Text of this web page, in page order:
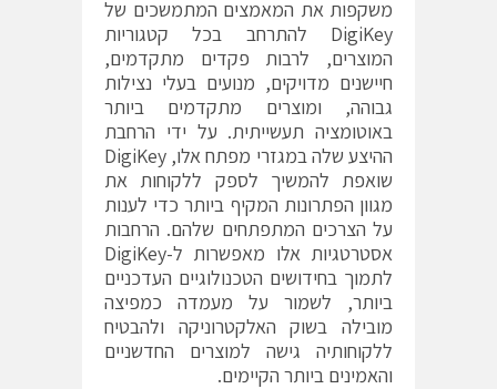
משקפות את המאמצים המתמשכים של
DigiKey להתרחב בכל קטגוריות
המוצרים, לרבות פקדים מתקדמים,
חיישנים מדויקים, מנועים בעלי נצילות
גבוהה, ומוצרים מתקדמים ביותר
באוטומציה תעשייתית. על ידי הרחבת
ההיצע שלה במגזרי מפתח אלו, DigiKey
שואפת להמשיך לספק ללקוחות את
מגוון הפתרונות המקיף ביותר כדי לענות
על הצרכים המתפתחים שלהם. הרחבות
אסטרטגיות אלו מאפשרות ל-DigiKey
לתמוך בחידושים הטכנולוגיים העדכניים
ביותר, לשמור על מעמדה כמפיצה
מובילה בשוק האלקטרוניקה ולהבטיח
ללקוחותיה גישה למוצרים החדשניים
והאמינים ביותר הקיימים.